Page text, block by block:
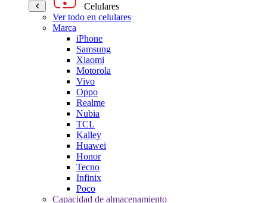
Celulares
Ver todo en celulares
Marca
iPhone
Samsung
Xiaomi
Motorola
Vivo
Oppo
Realme
Nubia
TCL
Kalley
Huawei
Honor
Tecno
Infinix
Poco
Capacidad de almacenamiento